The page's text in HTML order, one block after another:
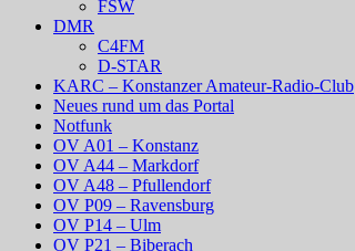
FSW
DMR
C4FM
D-STAR
KARC – Konstanzer Amateur-Radio-Club
Neues rund um das Portal
Notfunk
OV A01 – Konstanz
OV A44 – Markdorf
OV A48 – Pfullendorf
OV P09 – Ravensburg
OV P14 – Ulm
OV P21 – Biberach